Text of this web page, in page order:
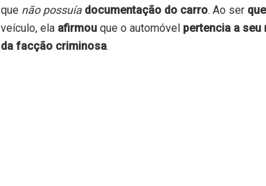
que não possuía documentação do carro. Ao ser
veículo, ela afirmou que o automóvel pertencia a seu
da facção criminosa.